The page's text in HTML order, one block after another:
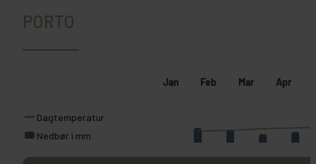
PORTO
Jan Feb Mar Apr
Dagtemperatur
Nedbør i mm.